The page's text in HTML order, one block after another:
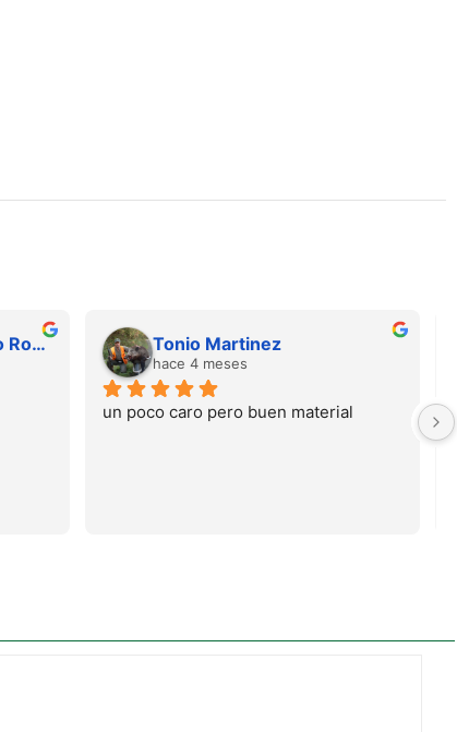
Juan Francisco Navarro Roman Tonio Martinez
hace 4 meses
un poco caro pero buen material